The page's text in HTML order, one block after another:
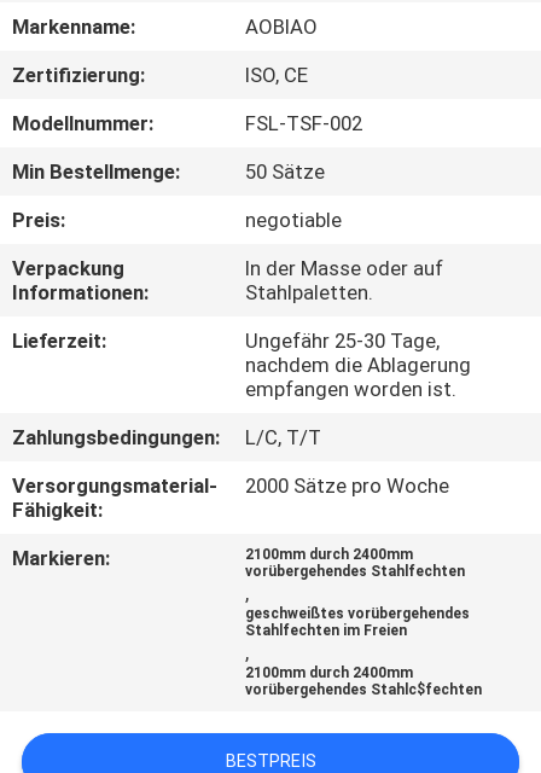
AUSFLUG
QUALITÄTSKONTROLLE
TRETEN
SIE
MIT
VERBINDUNG
NACHRICHTEN
ZITAT
Markenname:
AOBIAO
Zertifizierung:
ISO, CE
Modellnummer:
FSL-TSF-002
Min Bestellmenge:
50 Sätze
Preis:
negotiable
Verpackung
Informationen:
In der Masse oder auf
Stahlpaletten.
Lieferzeit:
Ungefähr 25-30 Tage,
nachdem die Ablagerung
empfangen worden ist.
Zahlungsbedingungen:
L/C, T/T
Versorgungsmaterial-
Fähigkeit:
2000 Sätze pro Woche
Markieren:
2100mm durch 2400mm
vorübergehendes Stahlfechten
,
geschweißtes vorübergehendes
Stahlfechten im Freien
,
2100mm durch 2400mm
vorübergehendes Stahlc$fechten
BESTPREIS